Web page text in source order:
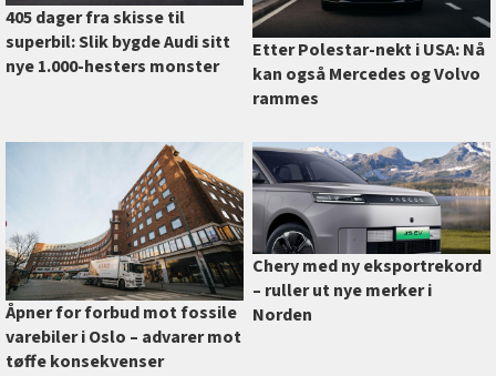
405 dager fra skisse til
superbil: Slik bygde Audi sitt
nye 1.000-hesters monster
Etter Polestar-nekt i USA: Nå
kan også Mercedes og Volvo
rammes
Åpner for forbud mot fossile
varebiler i Oslo –⁠ advarer mot
tøffe konsekvenser
Chery med ny eksportrekord
–⁠ ruller ut nye merker i
Norden